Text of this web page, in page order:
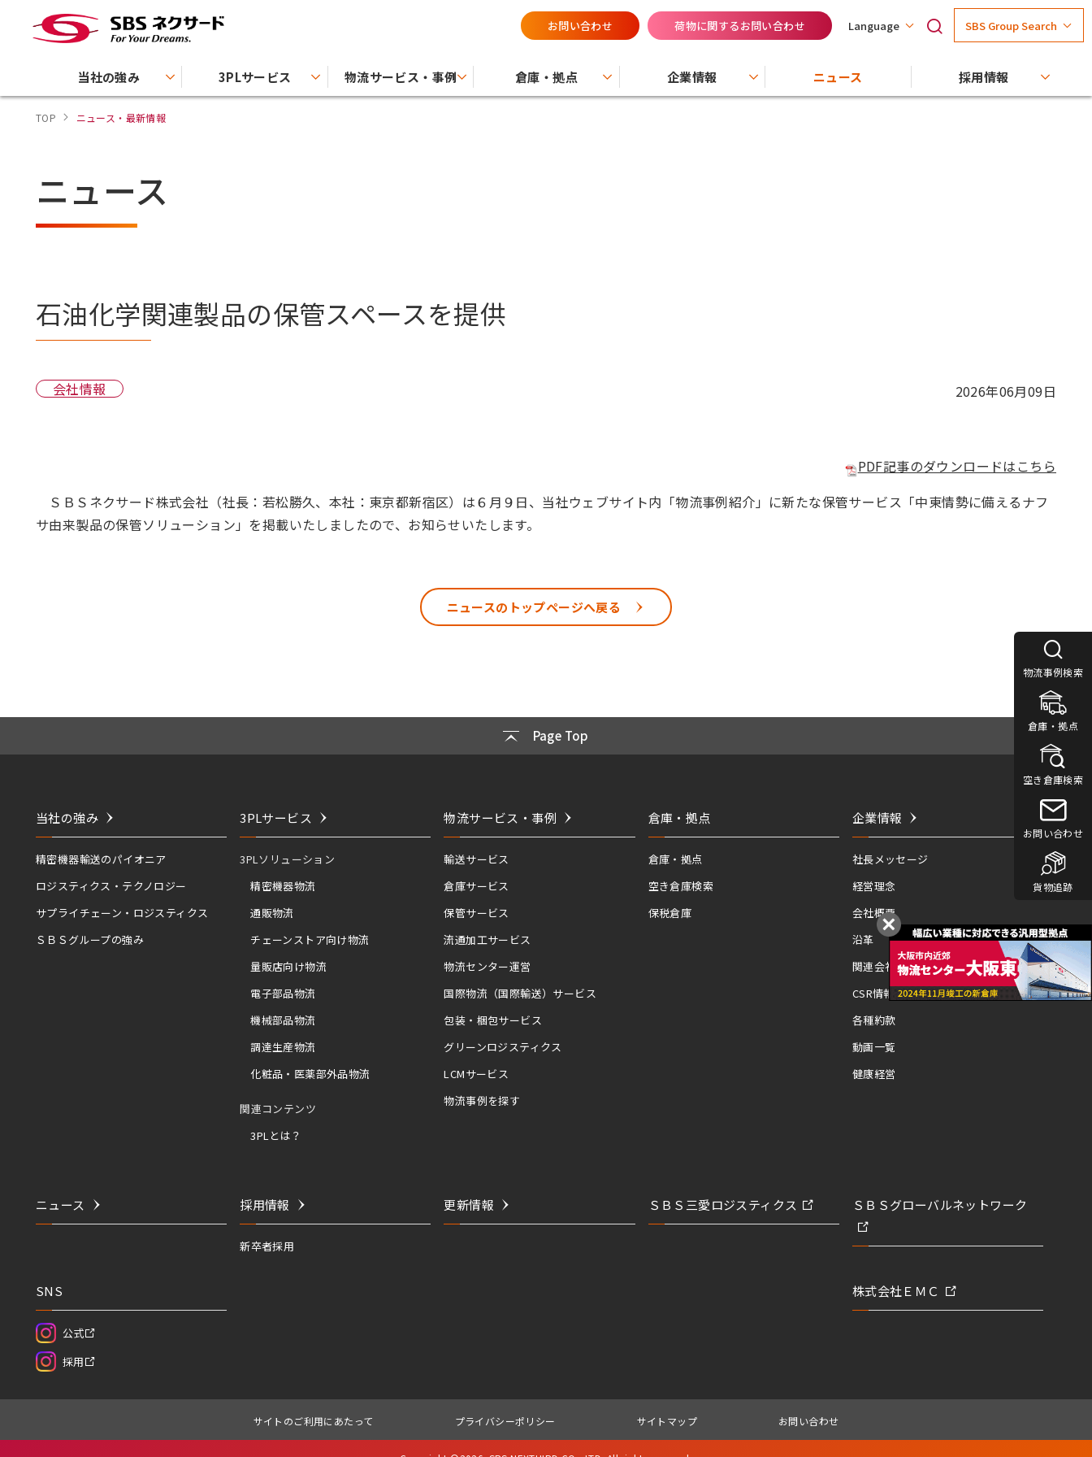
お問い合わせ 荷物に関するお問い合わせ Language SBS Group Search
当社の強み 3PLサービス 物流サービス・事例 倉庫・拠点 企業情報 ニュース 採用情報
TOP ニュース・最新情報
ニュース
石油化学関連製品の保管スペースを提供
会社情報 2026年06月09日
PDF記事のダウンロードはこちら
ＳＢＳネクサード株式会社（社長：若松勝久、本社：東京都新宿区）は６月９日、当社ウェブサイト内「物流事例紹介」に新たな保管サービス「中東情勢に備えるナフ
サ由来製品の保管ソリューション」を掲載いたしましたので、お知らせいたします。
ニュースのトップページへ戻る
物流事例検索
倉庫・拠点
空き倉庫検索
お問い合わせ
貨物追跡
Page Top
当社の強み
精密機器輸送のパイオニア
ロジスティクス・テクノロジー
サプライチェーン・ロジスティクス
ＳＢＳグループの強み
3PLサービス
3PLソリューション
精密機器物流
通販物流
チェーンストア向け物流
量販店向け物流
電子部品物流
機械部品物流
調達生産物流
化粧品・医薬部外品物流
関連コンテンツ
3PLとは？
物流サービス・事例
輸送サービス
倉庫サービス
保管サービス
流通加工サービス
物流センター運営
国際物流（国際輸送）サービス
包装・梱包サービス
グリーンロジスティクス
LCMサービス
物流事例を探す
倉庫・拠点
倉庫・拠点
空き倉庫検索
保税倉庫
企業情報
社長メッセージ
経営理念
会社概要
沿革
関連会社
CSR情報
各種約款
動画一覧
健康経営
ニュース 採用情報
新卒者採用
更新情報 ＳＢＳ三愛ロジスティクス ＳＢＳグローバルネットワーク
SNS
公式
採用
株式会社ＥＭＣ
サイトのご利用にあたって プライバシーポリシー サイトマップ お問い合わせ